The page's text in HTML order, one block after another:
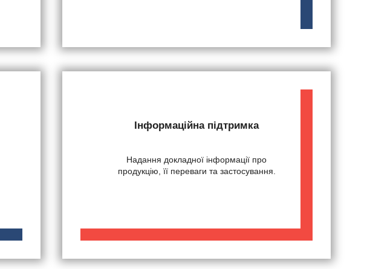
Інформаційна підтримка
Надання докладної інформації про
продукцію, її переваги та застосування.